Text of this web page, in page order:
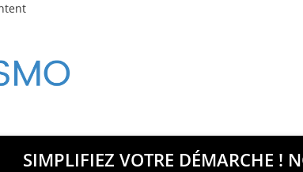
SIMPLIFIEZ VOTRE DÉMARCHE !